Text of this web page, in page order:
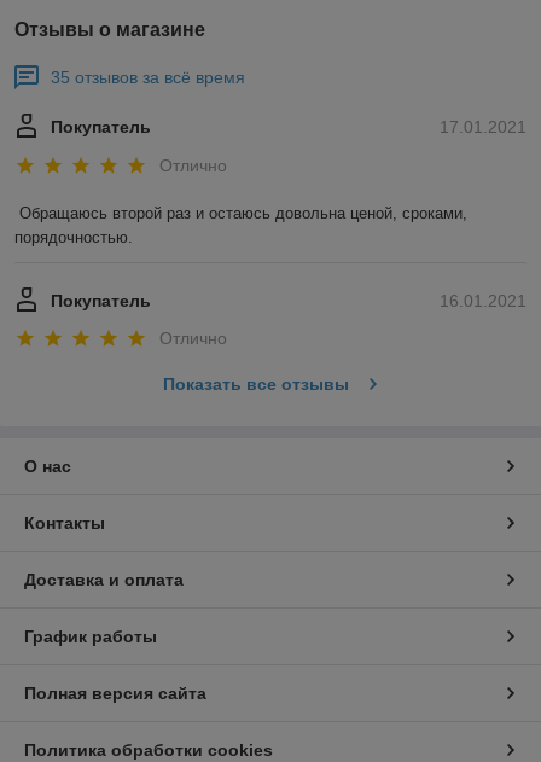
Отзывы о магазине
35 отзывов за всё время
17.01.2021
Покупатель
Отлично
Обращаюсь второй раз и остаюсь довольна ценой, сроками,
порядочностью.
16.01.2021
Покупатель
Отлично
Показать все отзывы
О нас
Контакты
Доставка и оплата
График работы
Полная версия сайта
Политика обработки cookies